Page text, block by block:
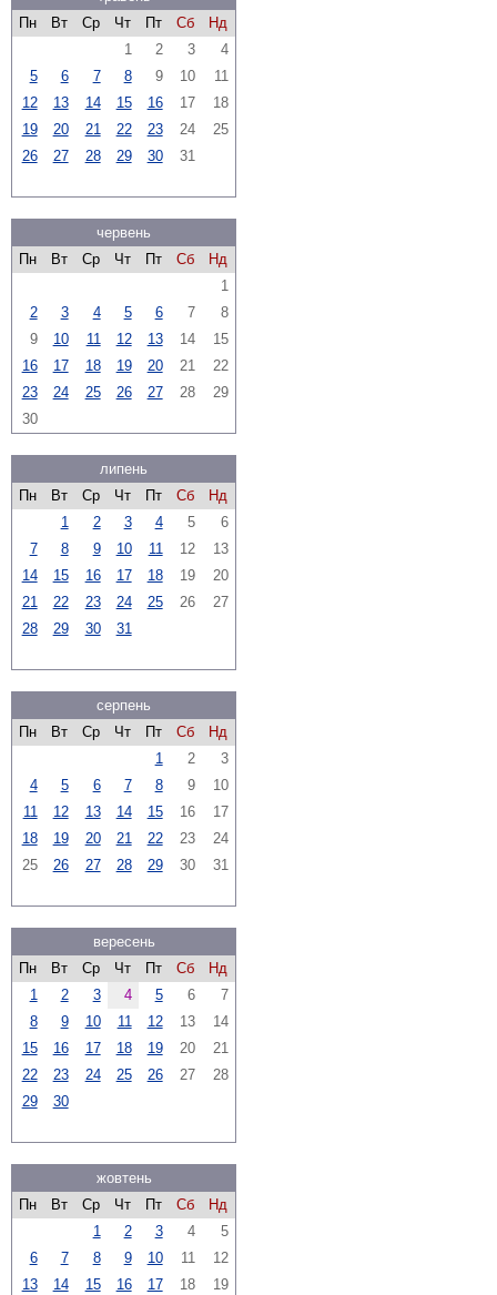
Пн
Вт Ср Чт Пт Сб
Нд
1
2 3
4
5
6 7 8 9 10
11
12
13 14 15 16 17
18
19
20 21 22 23 24
25
26
27 28 29 30 31
червень
Пн
Вт Ср Чт Пт Сб
Нд
1
2
3 4 5 6 7
8
9
10 11 12 13 14
15
16
17 18 19 20 21
22
23
24 25 26 27 28
29
30
липень
Пн
Вт Ср Чт Пт Сб
Нд
1
2 3 4 5
6
7
8 9 10 11 12
13
14
15 16 17 18 19
20
21
22 23 24 25 26
27
28
29 30 31
серпень
Пн
Вт Ср Чт Пт Сб
Нд
1
2
3
4
5 6 7 8 9
10
11
12 13 14 15 16
17
18
19 20 21 22 23
24
25
26 27 28 29 30 31
вересень
Пн
Вт Ср Чт Пт Сб
Нд
1
2 3 4 5 6
7
8
9 10 11 12 13
14
15
16 17 18 19 20
21
22
23 24 25 26 27
28
29
30
жовтень
Пн
Вт Ср Чт Пт Сб
Нд
1
2 3 4
5
6
7 8 9 10 11
12
13
14 15 16 17 18
19